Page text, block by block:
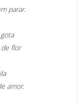
parar.
flor
amor.